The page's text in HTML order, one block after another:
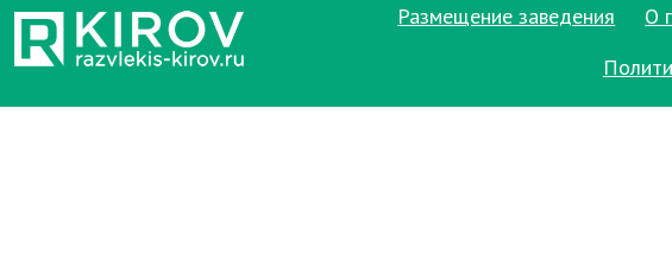
Размещение заведения О